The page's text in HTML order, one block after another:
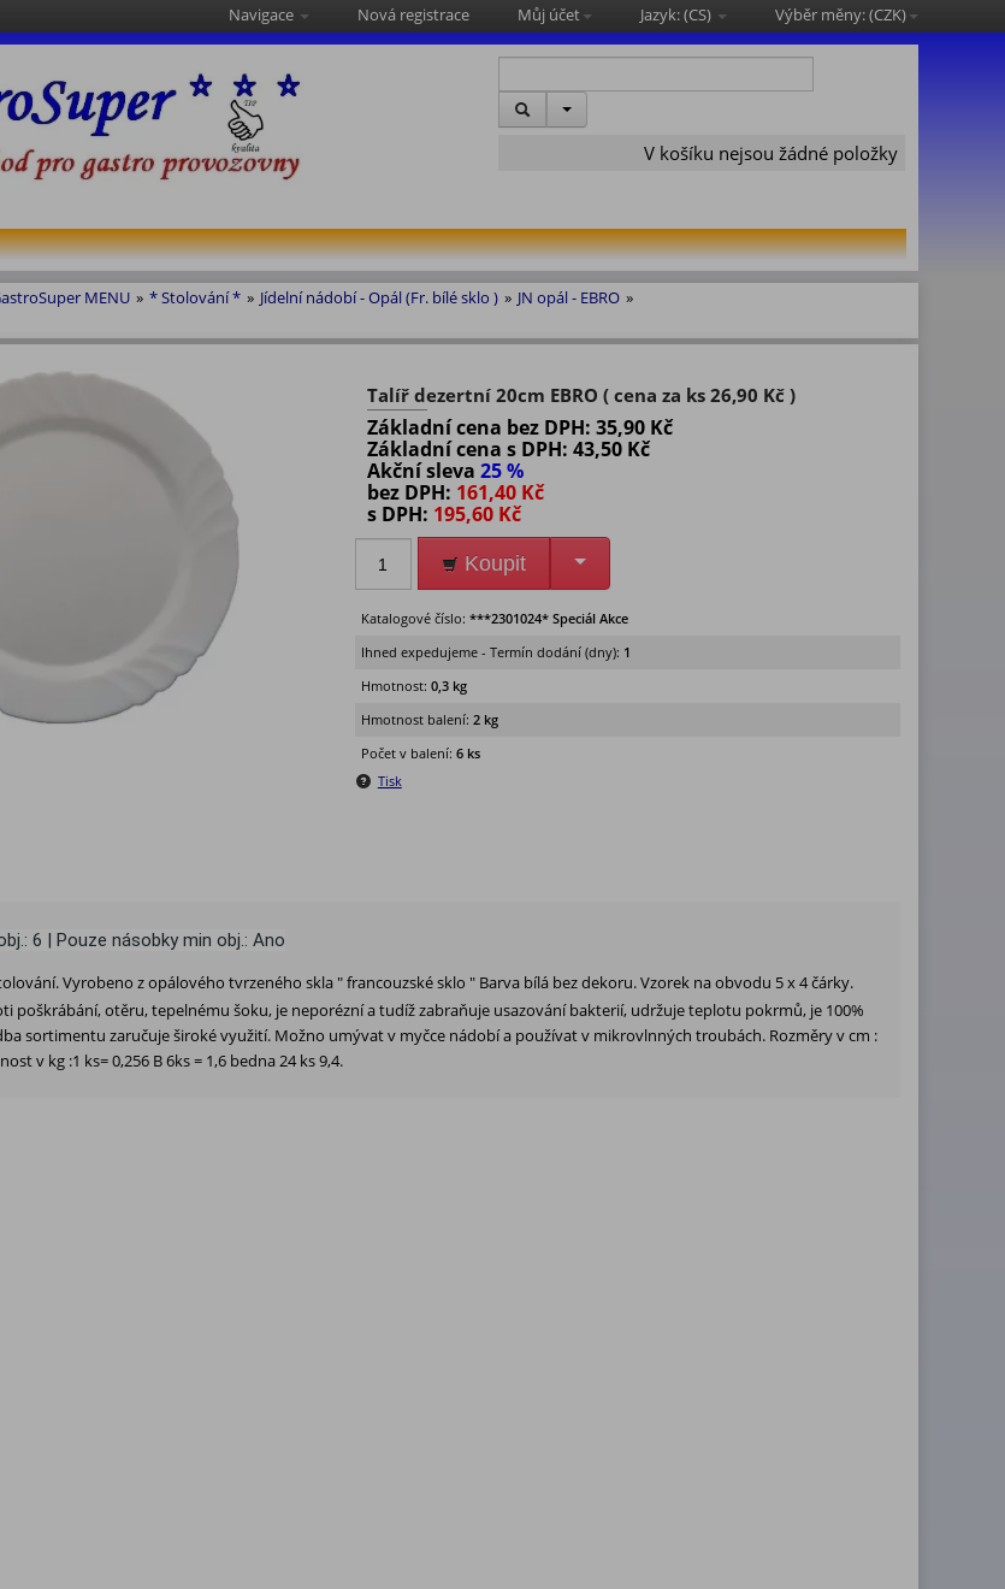
Navigace Nová registrace Můj účet Jazyk: (CS) Výběr měny: (CZK)
V košíku nejsou žádné položky
MENU » * Stolování * » Jídelní nádobí - Opál (Fr. bílé sklo ) » JN opál - EBRO »
Talíř dezertní 20cm EBRO ( cena za ks 26,90 Kč )
Základní cena bez DPH: 35,90 Kč
Základní cena s DPH: 43,50 Kč
Akční sleva 25 %
bez DPH: 161,40 Kč
s DPH: 195,60 Kč
Koupit
Katalogové číslo: ***2301024* Speciál Akce
Ihned expedujeme - Termín dodání (dny): 1
Hmotnost: 0,3 kg
Hmotnost balení: 2 kg
Počet v balení: 6 ks
Tisk
6 | Pouze násobky min obj.: Ano
Vyrobeno z opálového tvrzeného skla " francouzské sklo " Barva bílá bez dekoru. Vzorek na obvodu 5 x 4 čárky.
poškrábání, otěru, tepelnému šoku, je neporézní a tudíž zabraňuje usazování bakterií, udržuje teplotu pokrmů, je 100%
sortimentu zaručuje široké využití. Možno umývat v myčce nádobí a používat v mikrovlnných troubách. Rozměry v cm :
v kg :1 ks= 0,256 B 6ks = 1,6 bedna 24 ks 9,4.